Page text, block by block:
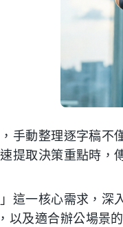
手動整理逐字稿
提取決策重點時
這一核心需求，
以及適合辦公場景